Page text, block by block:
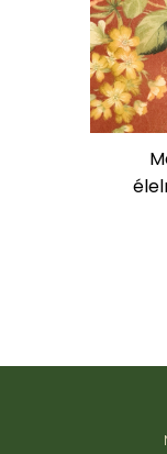
Kötött kiegészítők
Karácsonyi
MINDEN Ékszer és
MINDEN
MINDEN